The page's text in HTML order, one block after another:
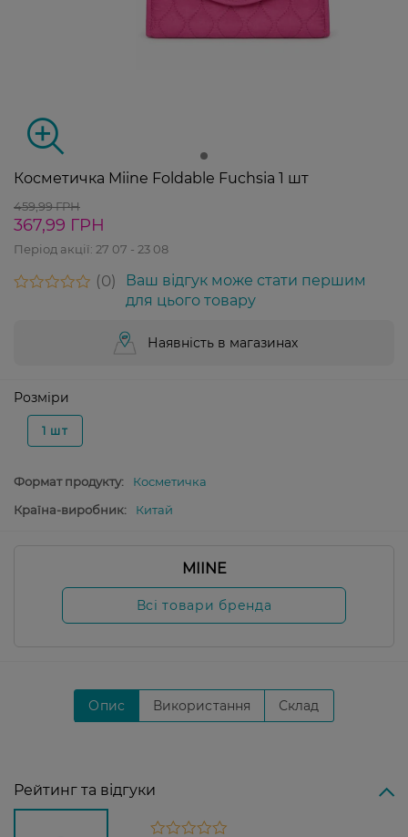
Косметичка Miine Foldable Fuchsia 1 шт
459,99 ГРН
367,99 ГРН
Період акції: 27 07 - 23 08
0
Ваш відгук може стати першим
для цього товару
Наявність в магазинах
Розміри
1 шт
Формат продукту:
Косметичка
Країна-виробник:
Китай
MIINE
Всі товари бренда
Опис Використання Склад
Рейтинг та відгуки